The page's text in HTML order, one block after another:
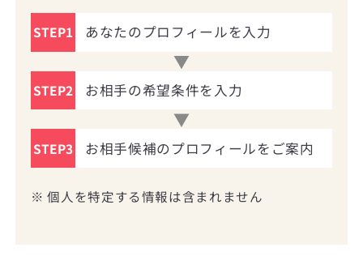
STEP1 あなたのプロフィールを入力
STEP2 お相手の希望条件を入力
STEP3 お相手候補のプロフィールをご案内
※ 個人を特定する情報は含まれません